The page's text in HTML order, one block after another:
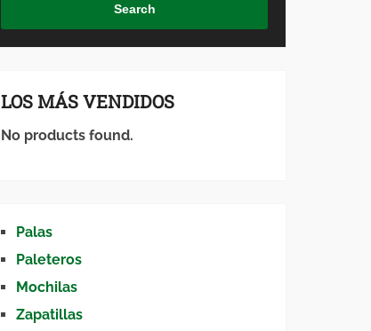
Search
LOS MÁS VENDIDOS
No products found.
Palas
Paleteros
Mochilas
Zapatillas